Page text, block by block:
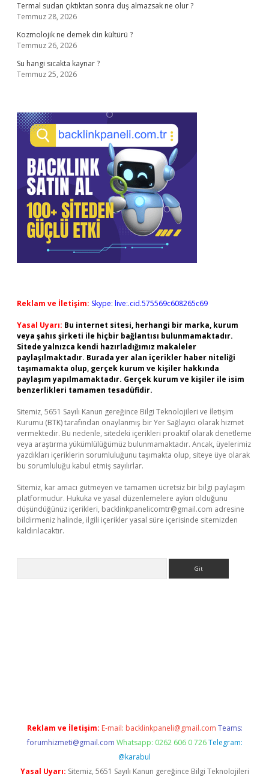
Termal sudan çıktıktan sonra duş almazsak ne olur ?
Temmuz 28, 2026
Kozmolojik ne demek din kültürü ?
Temmuz 26, 2026
Su hangi sıcakta kaynar ?
Temmuz 25, 2026
Reklam ve İletişim: Skype: live:.cid.575569c608265c69
Yasal Uyarı: Bu internet sitesi, herhangi bir marka, kurum
veya şahıs şirketi ile hiçbir bağlantısı bulunmamaktadır.
Sitede yalnızca kendi hazırladığımız makaleler
paylaşılmaktadır. Burada yer alan içerikler haber niteliği
taşımamakta olup, gerçek kurum ve kişiler hakkında
paylaşım yapılmamaktadır. Gerçek kurum ve kişiler ile isim
benzerlikleri tamamen tesadüfidir.
Sitemiz, 5651 Sayılı Kanun gereğince Bilgi Teknolojileri ve İletişim
Kurumu (BTK) tarafından onaylanmış bir Yer Sağlayıcı olarak hizmet
vermektedir. Bu nedenle, sitedeki içerikleri proaktif olarak denetleme
veya araştırma yükümlülüğümüz bulunmamaktadır. Ancak, üyelerimiz
yazdıkları içeriklerin sorumluluğunu taşımakta olup, siteye üye olarak
bu sorumluluğu kabul etmiş sayılırlar.
Sitemiz, kar amacı gütmeyen ve tamamen ücretsiz bir bilgi paylaşım
platformudur. Hukuka ve yasal düzenlemelere aykırı olduğunu
düşündüğünüz içerikleri, backlinkpanelicomtr@gmail.com adresine
bildirmeniz halinde, ilgili içerikler yasal süre içerisinde sitemizden
kaldırılacaktır.
Reklam ve İletişim: E-mail: backlinkpaneli@gmail.com Teams:
forumhizmeti@gmail.com Whatsapp: 0262 606 0 726 Telegram:
@karabul
Yasal Uyarı: Sitemiz, 5651 Sayılı Kanun gereğince Bilgi Teknolojileri